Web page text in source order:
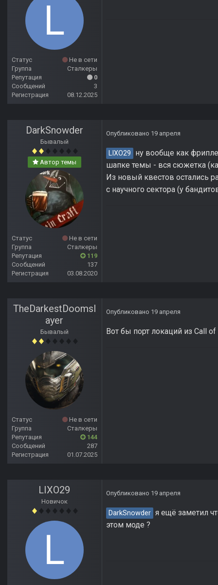
Статус
Не в сети
Группа
Сталкеры
Репутация
0
Сообщений
3
Регистрация
08.12.2025
DarkSnowder
Бывалый
Автор темы
Статус
Не в сети
Группа
Сталкеры
Репутация
119
Сообщений
137
Регистрация
03.08.2020
Опубликовано 19 апреля
LIXO29
ну вообще как
шапке темы - вся сюжетка
Из новый квестов остались
с научного сектора (у
TheDarkestDoomsl
ayer
Бывалый
Статус
Не в сети
Группа
Сталкеры
Репутация
144
Сообщений
287
Регистрация
01.07.2025
Опубликовано 19 апреля
Вот бы порт локаций из Call of
LIXO29
Новичок
Опубликовано 19 апреля
DarkSnowder я ещё заметил
этом моде ?